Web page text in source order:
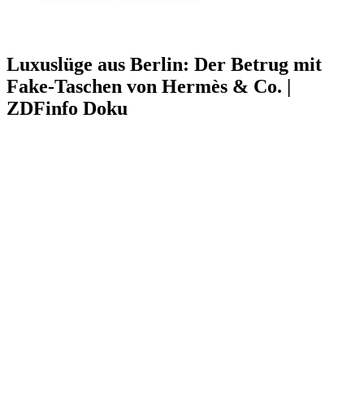
Luxuslüge aus Berlin: Der Betrug mit
Fake-Taschen von Hermès & Co. |
ZDFinfo Doku